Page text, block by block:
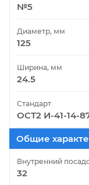
№5
Диаметр, мм
125
Ширина, мм
24.5
Стандарт
ОСТ2 И-41-14-
Общие
Внутренний
32